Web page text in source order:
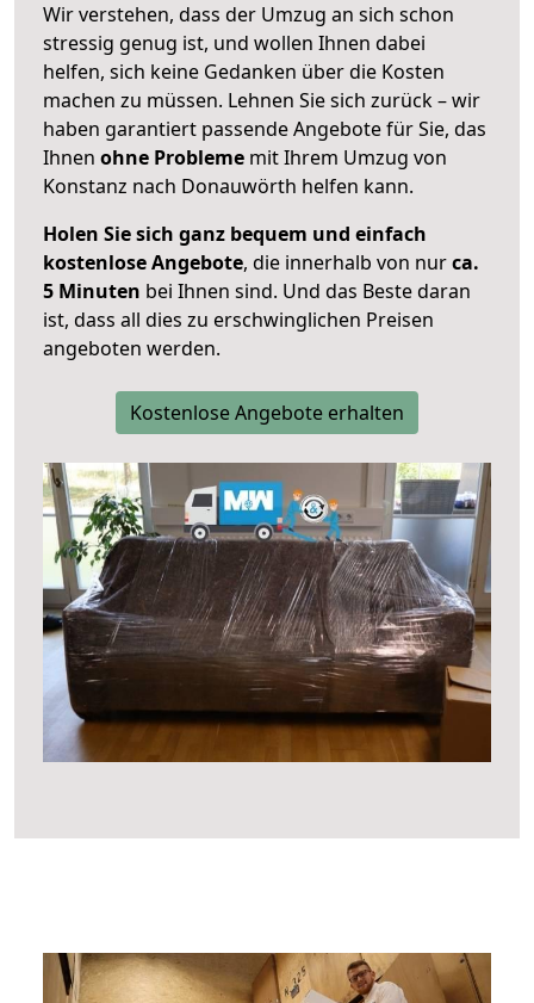
Wir verstehen, dass der Umzug an sich schon
stressig genug ist, und wollen Ihnen dabei
helfen, sich keine Gedanken über die Kosten
machen zu müssen. Lehnen Sie sich zurück – wir
haben garantiert passende Angebote für Sie, das
Ihnen ohne Probleme mit Ihrem Umzug von
Konstanz nach Donauwörth helfen kann.
Holen Sie sich ganz bequem und einfach
kostenlose Angebote, die innerhalb von nurca.
5 Minuten bei Ihnen sind. Und das Beste daran
ist, dass all dies zu erschwinglichen Preisen
angeboten werden.
Kostenlose Angebote erhalten